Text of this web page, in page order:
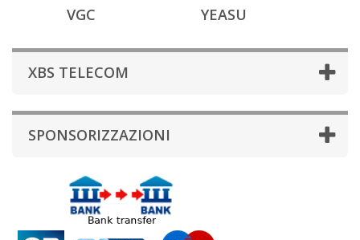
VGC YEASU
XBS TELECOM
SPONSORIZZAZIONI